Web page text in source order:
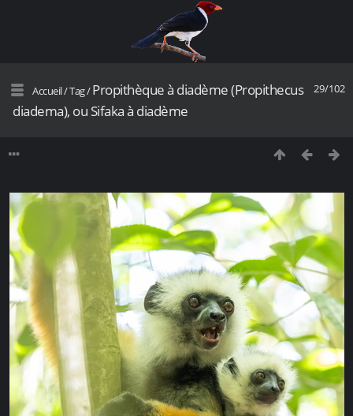
29/102
Accueil/Tag/Propithèque à diadème (Propithecus
diadema), ou Sifaka à diadème